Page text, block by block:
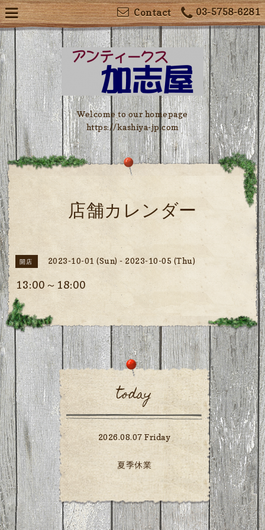
03-5758-6281
Contact
Welcome to our homepage
https://kashiya-jp.com
店舗カレンダー
開店 2023-10-01 (Sun) - 2023-10-05 (Thu)
13:00～18:00
today
2026.08.07 Friday
夏季休業